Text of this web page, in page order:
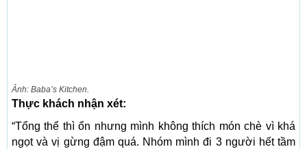
Ảnh: Baba’s Kitchen.
Thực khách nhận xét:
“Tổng thể thì ổn nhưng mình không thích món chè vì khá
ngọt và vị gừng đậm quá. Nhóm mình đi 3 người hết tầm